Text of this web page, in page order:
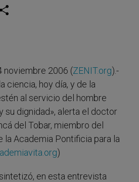
w
noviembre 2006 (ZENIT.org).-
ciencia, hoy día, y de la
al servicio del hombre
su dignidad», alerta el doctor
del Tobar, miembro del
Academia Pontificia para la
)
en esta entrevista